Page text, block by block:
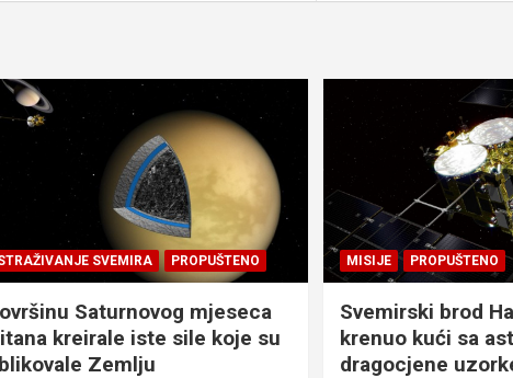
SVEMIRA PROPUŠTENO
Saturnovog mjeseca
kreirale iste sile koje su
Zemlju
MISIJE PROPUŠTENO
Svemirski brod
krenuo kući sa
dragocjene